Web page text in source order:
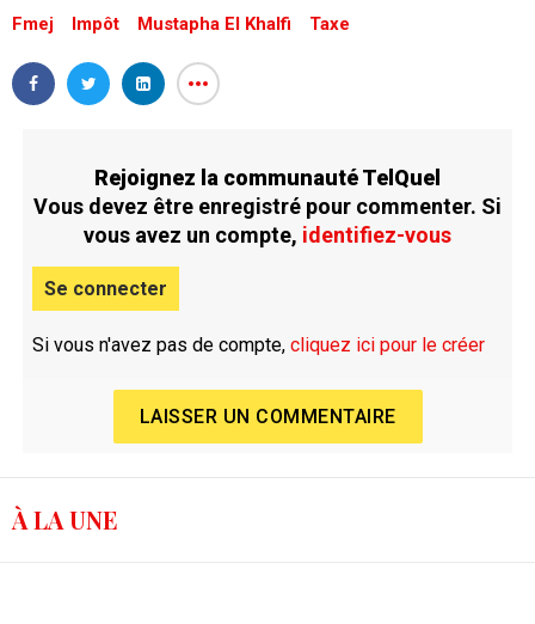
Fmej Impôt Mustapha El Khalfi Taxe
Rejoignez la communauté TelQuel
Vous devez être enregistré pour commenter. Si
vous avez un compte, identifiez-vous
Se connecter
Si vous n'avez pas de compte, cliquez ici pour le créer
LAISSER UN COMMENTAIRE
À LA UNE